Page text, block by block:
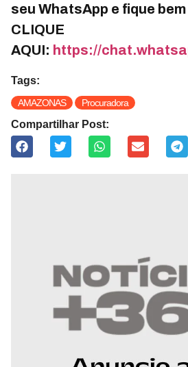
seu WhatsApp e fique
CLIQUE
AQUI: https://
Tags:
AMAZONAS Procuradora
Compartilhar Post: